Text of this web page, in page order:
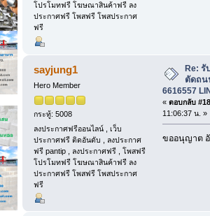
โปรโมทฟรี โฆษณาสินค้าฟรี ลง
ประกาศฟรี โพสฟรี โพสประกาศ
ฟรี
sayjung1
Hero Member
กระทู้: 5008
ลงประกาศฟรีออนไลน์ , เว็บ
ประกาศฟรี ติดอันดับ , ลงประกาศ
ฟรี pantip , ลงประกาศฟรี , โพสฟรี
โปรโมทฟรี โฆษณาสินค้าฟรี ลง
ประกาศฟรี โพสฟรี โพสประกาศ
ฟรี
Re: รั
ตัดถน
6616557
« ตอบกลับ
11:06:37 น. »
ขออนุญาต